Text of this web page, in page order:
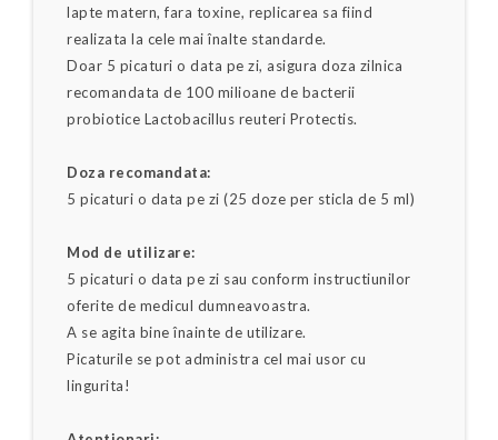
lapte matern, fara toxine, replicarea sa fiind
realizata la cele mai înalte standarde.
Doar 5 picaturi o data pe zi, asigura doza zilnica
recomandata de 100 milioane de bacterii
probiotice Lactobacillus reuteri Protectis.
Doza recomandata:
5 picaturi o data pe zi (25 doze per sticla de 5 ml)
Mod de utilizare:
5 picaturi o data pe zi sau conform instructiunilor
oferite de medicul dumneavoastra.
A se agita bine înainte de utilizare.
Picaturile se pot administra cel mai usor cu
lingurita!